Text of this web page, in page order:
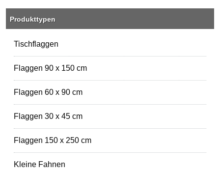
Produkttypen
Tischflaggen
Flaggen 90 x 150 cm
Flaggen 60 x 90 cm
Flaggen 30 x 45 cm
Flaggen 150 x 250 cm
Kleine Fahnen